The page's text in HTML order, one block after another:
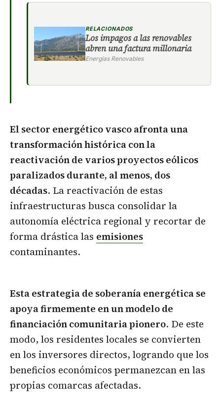
RELACIONADOS
Los impagos a las renovables
abren una factura millonaria
Energías Renovables
El sector energético vasco afronta una
transformación histórica con la
reactivación de varios proyectos eólicos
paralizados durante, al menos, dos
décadas. La reactivación de estas
infraestructuras busca consolidar la
autonomía eléctrica regional y recortar de
forma drástica las emisiones
contaminantes.
Esta estrategia de soberanía energética se
apoya firmemente en un modelo de
financiación comunitaria pionero. De este
modo, los residentes locales se convierten
en los inversores directos, logrando que los
beneficios económicos permanezcan en las
propias comarcas afectadas.